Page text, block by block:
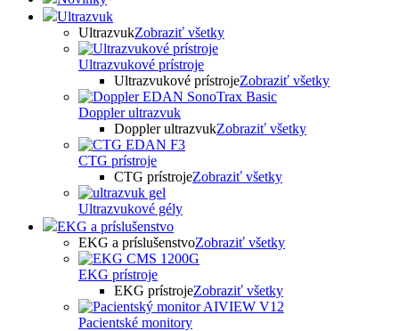
Ultrazvuk
UltrazvukZobraziť všetky
Ultrazvukové prístroje
Ultrazvukové prístrojeZobraziť všetky
Doppler ultrazvuk
Doppler ultrazvukZobraziť všetky
CTG prístroje
CTG prístrojeZobraziť všetky
Ultrazvukové gély
EKG a príslušenstvo
EKG a príslušenstvoZobraziť všetky
EKG prístroje
EKG prístrojeZobraziť všetky
Pacientské monitory